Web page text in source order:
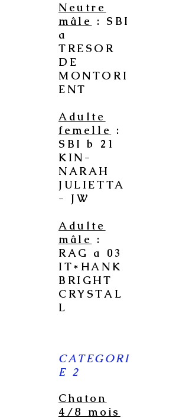
Neutre
mâle
: SBI
a
TRESOR
DE
MONTORI
ENT
Adulte
femelle
:
SBI b 21
KIN-
NARAH
JULIETTA
- JW
Adulte
mâle
:
RAG a 03
IT*HANK
BRIGHT
CRYSTAL
L
CATEGORI
E 2
Chaton
4/8 mois